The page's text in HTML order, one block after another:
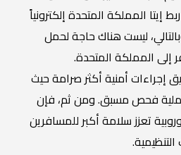
إيتا المملكة المتحدة إلكترونياً
ليست هناك حاجة لحمل
إلى المملكة المتحدة.
إجراءات أمنية أكثر صرامة حيث
فحص مسبق. ومن ثم، فإن
تعزز سلامة أكبر للمسافرين